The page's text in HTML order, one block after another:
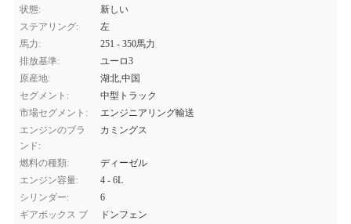
状態:
新しい
ステアリング:
左
馬力:
251 - 350馬力
排放基準:
ユーロ3
原産地:
湖北,中国
セグメント:
中型トラック
市場セグメント:
エンジニアリング輸送
エンジンのブラ
ンド:
カミングス
燃料の種類:
ディーゼル
エンジン容量:
4 - 6L
シリンダー:
6
ギアボックス ブ
ドンフェン